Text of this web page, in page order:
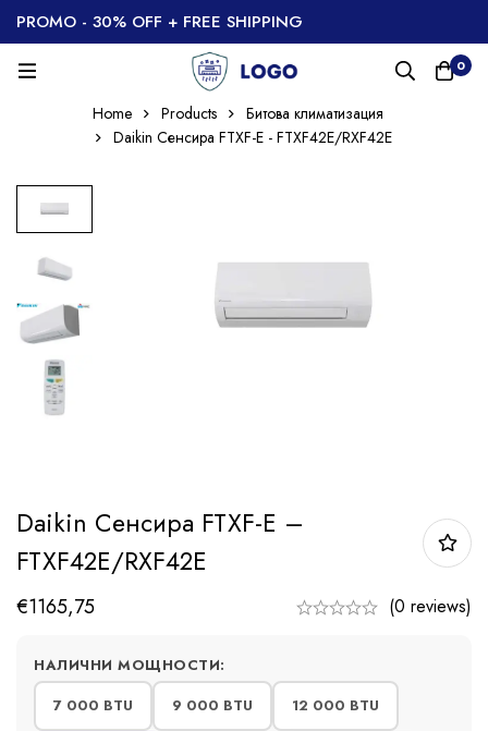
PROMO - 30% OFF + FREE SHIPPING
0
Home Products
Битова климатизация
Daikin Сенсира FTXF-E - FTXF42E/RXF42E
Daikin Сенсира FTXF-E –
FTXF42E/RXF42E
€1165,75 (0 reviews)
НАЛИЧНИ МОЩНОСТИ:
7 000 BTU
9 000 BTU 12 000 BTU